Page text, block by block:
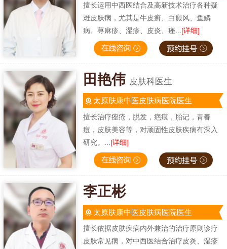
擅长运用中西医结合及高新技术治疗各种疑
难皮肤病，尤其是牛皮癣、白癜风、鱼鳞
病、荨麻疹、湿疹、皮炎、痤... [详细]
田艳伟 皮肤科医生
太原肤康中医皮肤病医院医生
擅长治疗痤疮，脱发，疤痕，胎记，青春
痘，皮肤美容等，对顽固性皮肤疾病有深入
研究。... [详细]
李正彬
太原肤康中医皮肤病医院医生
擅长依据皮肤疾病内外兼治的治疗原则诊疗
皮肤常见病，对中西医结合治疗皮炎、湿疹